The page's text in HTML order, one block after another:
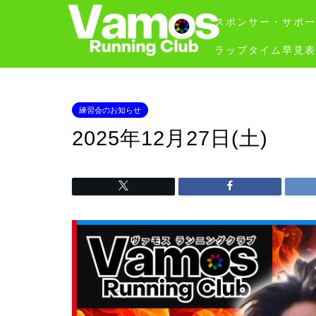
スポンサー・サポ
ラップタイム早見表
練習会のお知らせ
2025年12月27日(土)